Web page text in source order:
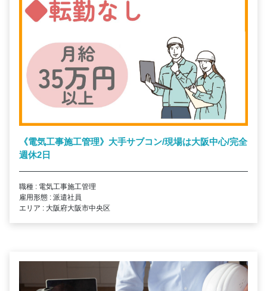
《電気工事施工管理》大手サブコン/現場は大阪中心/完全
週休2日
職種 : 電気工事施工管理
雇用形態 : 派遣社員
エリア : 大阪府大阪市中央区